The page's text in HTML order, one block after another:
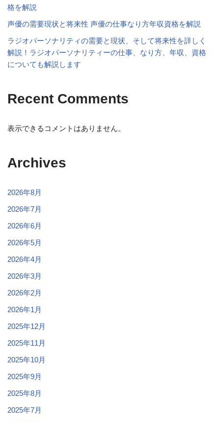
格を解説
声優の需要現状と将来性 声優の仕事なり方年収資格を解説
ラジオパーソナリティの需要と現状、そして将来性を詳しく
解説！ラジオパーソナリティーの仕事、なり方、年収、資格
についても解説します
Recent Comments
表示できるコメントはありません。
Archives
2026年8月
2026年7月
2026年6月
2026年5月
2026年4月
2026年3月
2026年2月
2026年1月
2025年12月
2025年11月
2025年10月
2025年9月
2025年8月
2025年7月